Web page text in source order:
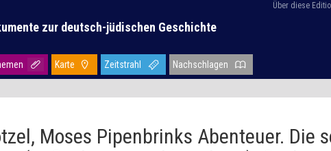
Über diese
zur deutsch-jüdischen Geschichte
Karte Zeitstrahl Nachschlagen
Moses Pipenbrinks Abenteuer. Die